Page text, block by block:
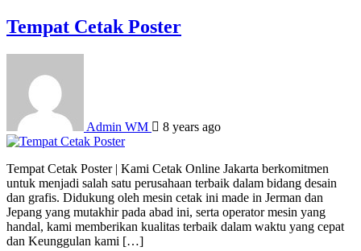
Tempat Cetak Poster
Admin WM 8 years ago
Tempat Cetak Poster | Kami Cetak Online Jakarta berkomitmen
untuk menjadi salah satu perusahaan terbaik dalam bidang desain
dan grafis. Didukung oleh mesin cetak ini made in Jerman dan
Jepang yang mutakhir pada abad ini, serta operator mesin yang
handal, kami memberikan kualitas terbaik dalam waktu yang cepat
dan Keunggulan kami […]